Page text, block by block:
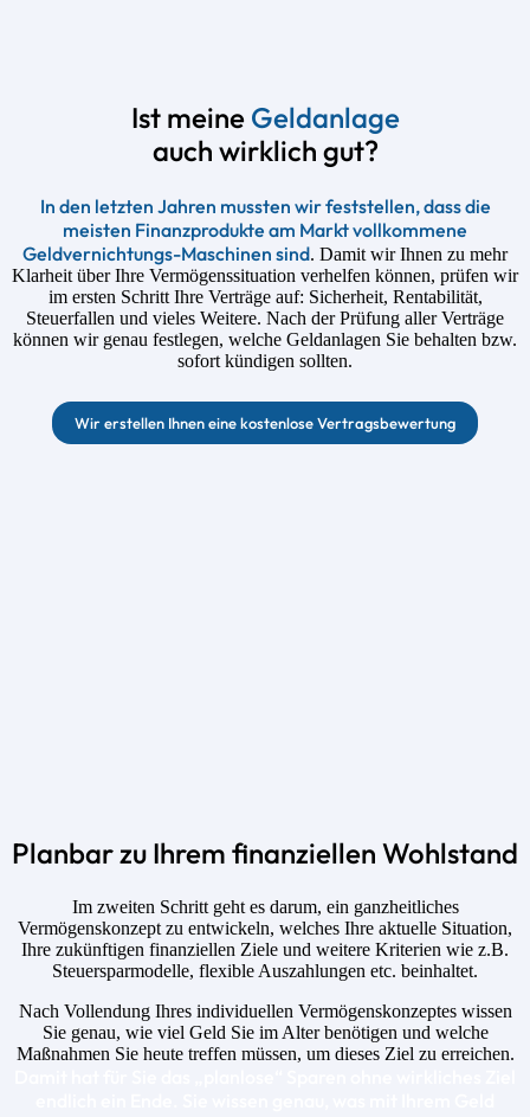
Ist meine Geldanlage
auch wirklich gut?
In den letzten Jahren mussten wir feststellen, dass die
meisten Finanzprodukte am Markt vollkommene
Geldvernichtungs-Maschinen sind. Damit wir Ihnen zu mehr
Klarheit über Ihre Vermögenssituation verhelfen können, prüfen wir
im ersten Schritt Ihre Verträge auf: Sicherheit, Rentabilität,
Steuerfallen und vieles Weitere. Nach der Prüfung aller Verträge
können wir genau festlegen, welche Geldanlagen Sie behalten bzw.
sofort kündigen sollten.
Wir erstellen Ihnen eine kostenlose Vertragsbewertung
Planbar zu Ihrem finanziellen Wohlstand
Im zweiten Schritt geht es darum, ein ganzheitliches
Vermögenskonzept zu entwickeln, welches Ihre aktuelle Situation,
Ihre zukünftigen finanziellen Ziele und weitere Kriterien wie z.B.
Steuersparmodelle, flexible Auszahlungen etc. beinhaltet.
Nach Vollendung Ihres individuellen Vermögenskonzeptes wissen
Sie genau, wie viel Geld Sie im Alter benötigen und welche
Maßnahmen Sie heute treffen müssen, um dieses Ziel zu erreichen.